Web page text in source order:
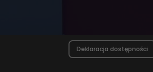
Deklaracja dostępności